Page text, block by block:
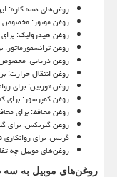
روغن‌های همه کاره:
روغن موتور: مخصوص
روغن هیدرولیک:
روغن ترانسفورماتور:
روغن دریایی: مخصوص
روغن انتقال حرارت:
روغن توربین: برای
روغن کمپرسور: برای
روغن محافظ: برای
روغن گیربکس: برای
گریس: برای
روغن‌های موبیل چه
روغن‌های موبیل به